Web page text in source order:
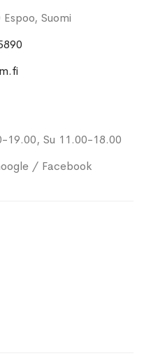
Suomi
19.00, Su 11.00-18.00
/ Facebook